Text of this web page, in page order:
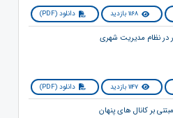
1168 بازدید دانلود (PDF)
1147 بازدید دانلود (PDF)